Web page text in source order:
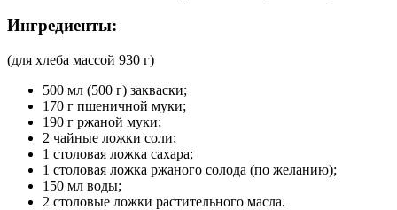
Ингредиенты:
(для хлеба массой 930 г)
500 мл (500 г) закваски;
170 г пшеничной муки;
190 г ржаной муки;
2 чайные ложки соли;
1 столовая ложка сахара;
1 столовая ложка ржаного солода (по желанию);
150 мл воды;
2 столовые ложки растительного масла.